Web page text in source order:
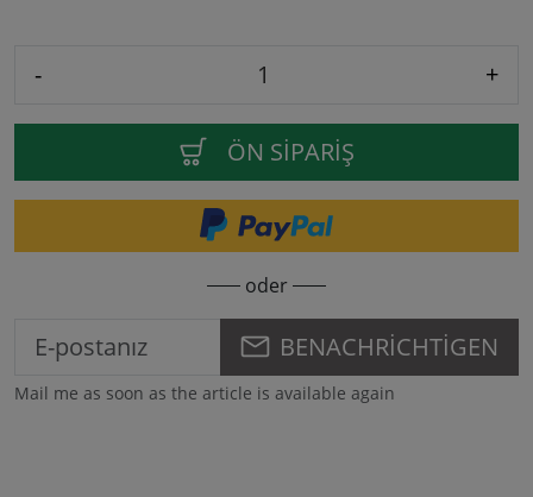
- +
ÖN SIPARIŞ
oder
BENACHRICHTIGEN
Mail me as soon as the article is available again